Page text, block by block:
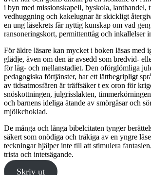
i byn med missionskapell, byskola, lanthandel,
vedhuggning och kakelugnar är skickligt
en ung läsekrets får nyttig kunskap om vad
ransoneringskort, permittenttåg och inkallelser
För äldre läsare kan mycket i boken läsas med
glädje, även om den är avsedd som bredvid-
för låg- och mellanstadiet. Den oförglömliga
pedagogiska förtjänster, har ett lättbegripligt
av tidsatmosfären är träffsäker t ex oron för
snöskottningen, julgrisslakten,
och barnens ideliga ätande av smörgåsar och
mjölkchoklad.
De många och långa bibelcitaten tynger
säkert som onödiga och tråkiga av en yngre
teckningar hjälper inte till att stimulera
trista och intetsägande.
Skriv ut